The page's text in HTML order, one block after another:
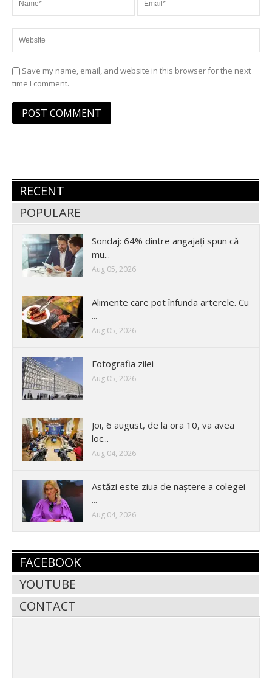
Save my name, email, and website in this browser for the next
time I comment.
RECENT
POPULARE
Sondaj: 64% dintre angajați spun că
mu...
Aug 05, 2026
Alimente care pot înfunda arterele. Cu
...
Aug 05, 2026
Fotografia zilei
Aug 05, 2026
Joi, 6 august, de la ora 10, va avea
loc...
Aug 04, 2026
Astăzi este ziua de naștere a colegei
...
Aug 04, 2026
FACEBOOK
YOUTUBE
CONTACT